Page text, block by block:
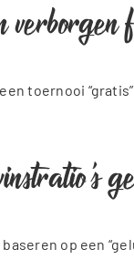
verborgen
toernooi
op een